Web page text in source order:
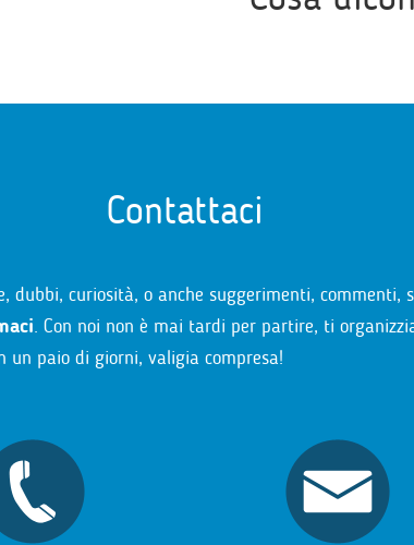
Contattaci
dubbi, curiosità, o anche suggerimenti, commenti,
. Con noi non è mai tardi per partire, ti
un paio di giorni, valigia compresa!